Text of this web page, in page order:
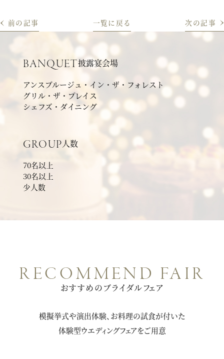
前の記事 一覧に戻る 次の記事
披露宴会場
BANQUET
アンスブルージュ・イン・ザ・フォレスト
グリル・ザ・プレイス
シェフズ・ダイニング
人数
GROUP
70名以上
30名以上
少人数
RECOMMEND FAIR
おすすめのブライダルフェア
模擬挙式や演出体験、お料理の試食が付いた
体験型ウエディングフェアをご用意